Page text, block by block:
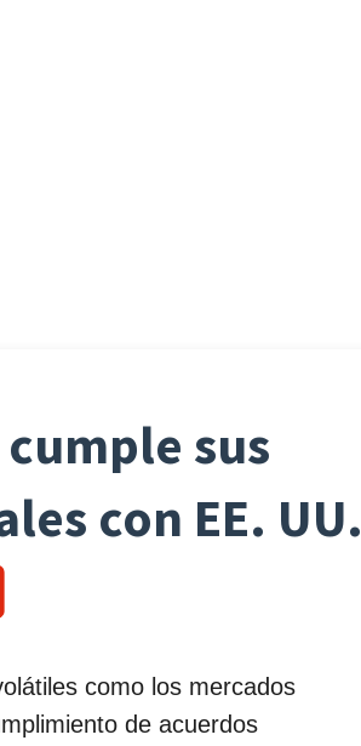
sus
con EE. UU.
como los mercados
de acuerdos